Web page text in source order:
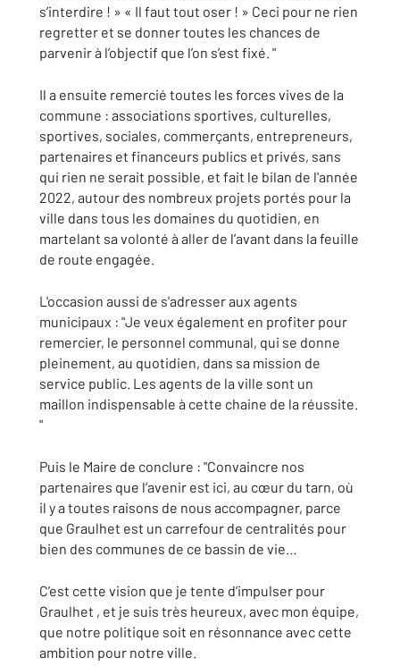
s’interdire ! » « Il faut tout oser ! » Ceci pour ne rien
regretter et se donner toutes les chances de
parvenir à l’objectif que l’on s’est fixé. "
Il a ensuite remercié toutes les forces vives de la
commune : associations sportives, culturelles,
sportives, sociales, commerçants, entrepreneurs,
partenaires et financeurs publics et privés, sans
qui rien ne serait possible, et fait le bilan de l'année
2022, autour des nombreux projets portés pour la
ville dans tous les domaines du quotidien, en
martelant sa volonté à aller de l’avant dans la feuille
de route engagée.
L'occasion aussi de s'adresser aux agents
municipaux : "Je veux également en profiter pour
remercier, le personnel communal, qui se donne
pleinement, au quotidien, dans sa mission de
service public. Les agents de la ville sont un
maillon indispensable à cette chaine de la réussite.
"
Puis le Maire de conclure : "Convaincre nos
partenaires que l’avenir est ici, au cœur du tarn, où
il y a toutes raisons de nous accompagner, parce
que Graulhet est un carrefour de centralités pour
bien des communes de ce bassin de vie…
C’est cette vision que je tente d’impulser pour
Graulhet , et je suis très heureux, avec mon équipe,
que notre politique soit en résonnance avec cette
ambition pour notre ville.